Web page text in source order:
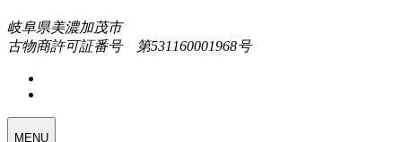
岐阜県美濃加茂市
古物商許可証番号 第531160001968号
MENU